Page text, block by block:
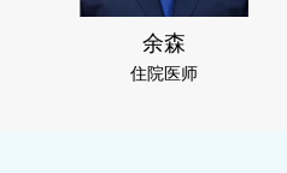
余森
住院医师